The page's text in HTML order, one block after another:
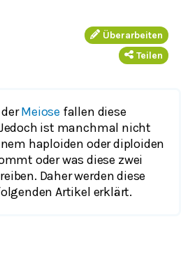
Überarbeiten
Teilen
Meiose fallen diese
ist manchmal nicht
haploiden oder diploiden
oder was diese zwei
Daher werden diese
Artikel erklärt.